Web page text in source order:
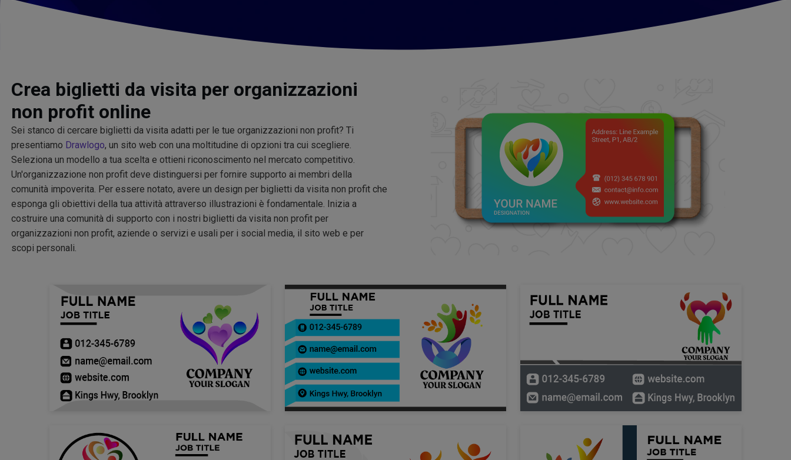
Crea biglietti da visita per organizzazioni
non profit online
Sei stanco di cercare biglietti da visita adatti per le tue organizzazioni non profit? Ti
presentiamo Drawlogo, un sito web con una moltitudine di opzioni tra cui scegliere.
Seleziona un modello a tua scelta e ottieni riconoscimento nel mercato competitivo.
Un'organizzazione non profit deve distinguersi per fornire supporto ai membri della
comunità impoverita. Per essere notato, avere un design per biglietti da visita non profit che
esponga gli obiettivi della tua attività attraverso illustrazioni è fondamentale. Inizia a
costruire una comunità di supporto con i nostri biglietti da visita non profit per
organizzazioni non profit, aziende o servizi e usali per i social media, il sito web e per
scopi personali.